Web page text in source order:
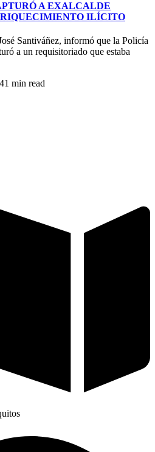
A EXALCALDE
ILÍCITO
Santiváñez, informó que la Policía
a un requisitoriado que estaba
1 min read